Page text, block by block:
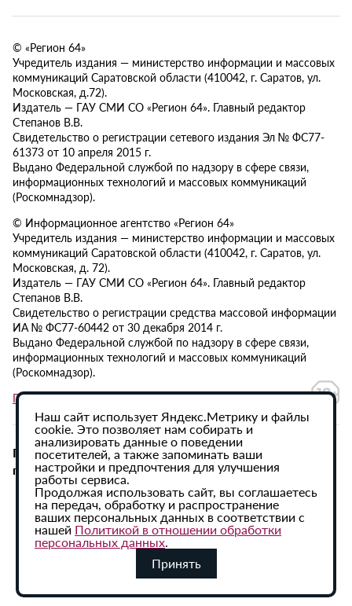
© «Регион 64»
Учредитель издания — министерство информации и массовых
коммуникаций Саратовской области (410042, г. Саратов, ул.
Московская, д.72).
Издатель — ГАУ СМИ СО «Регион 64». Главный редактор
Степанов В.В.
Свидетельство о регистрации сетевого издания Эл № ФС77-
61373 от 10 апреля 2015 г.
Выдано Федеральной службой по надзору в сфере связи,
информационных технологий и массовых коммуникаций
(Роскомнадзор).
© Информационное агентство «Регион 64»
Учредитель издания — министерство информации и массовых
коммуникаций Саратовской области (410042, г. Саратов, ул.
Московская, д. 72).
Издатель — ГАУ СМИ СО «Регион 64». Главный редактор
Степанов В.В.
Свидетельство о регистрации средства массовой информации
ИА № ФС77-60442 от 30 декабря 2014 г.
Выдано Федеральной службой по надзору в сфере связи,
информационных технологий и массовых коммуникаций
(Роскомнадзор).
Политика в отношении обработки персональных данных
При использовании материалов сайта активная
гиперссылка на ИА «Регион 64» обязательна.
Наш сайт использует Яндекс.Метрику и файлы
cookie. Это позволяет нам собирать и
анализировать данные о поведении
посетителей, а также запоминать ваши
настройки и предпочтения для улучшения
работы сервиса.
Продолжая использовать сайт, вы соглашаетесь
на передач, обработку и распространение
ваших персональных данных в соответствии с
нашей Политикой в отношении обработки
персональных данных.
Принять